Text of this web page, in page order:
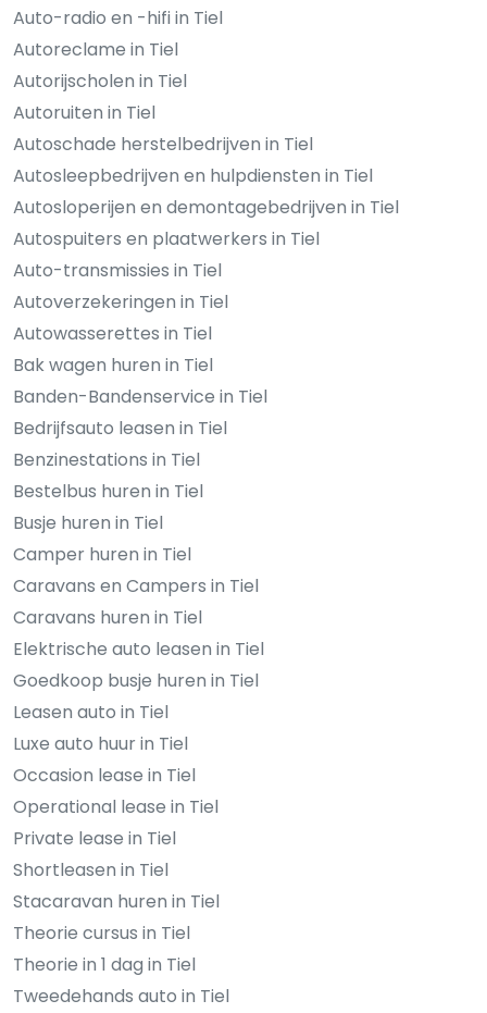
Auto-radio en -hifi in Tiel
Autoreclame in Tiel
Autorijscholen in Tiel
Autoruiten in Tiel
Autoschade herstelbedrijven in Tiel
Autosleepbedrijven en hulpdiensten in Tiel
Autosloperijen en demontagebedrijven in Tiel
Autospuiters en plaatwerkers in Tiel
Auto-transmissies in Tiel
Autoverzekeringen in Tiel
Autowasserettes in Tiel
Bak wagen huren in Tiel
Banden-Bandenservice in Tiel
Bedrijfsauto leasen in Tiel
Benzinestations in Tiel
Bestelbus huren in Tiel
Busje huren in Tiel
Camper huren in Tiel
Caravans en Campers in Tiel
Caravans huren in Tiel
Elektrische auto leasen in Tiel
Goedkoop busje huren in Tiel
Leasen auto in Tiel
Luxe auto huur in Tiel
Occasion lease in Tiel
Operational lease in Tiel
Private lease in Tiel
Shortleasen in Tiel
Stacaravan huren in Tiel
Theorie cursus in Tiel
Theorie in 1 dag in Tiel
Tweedehands auto in Tiel